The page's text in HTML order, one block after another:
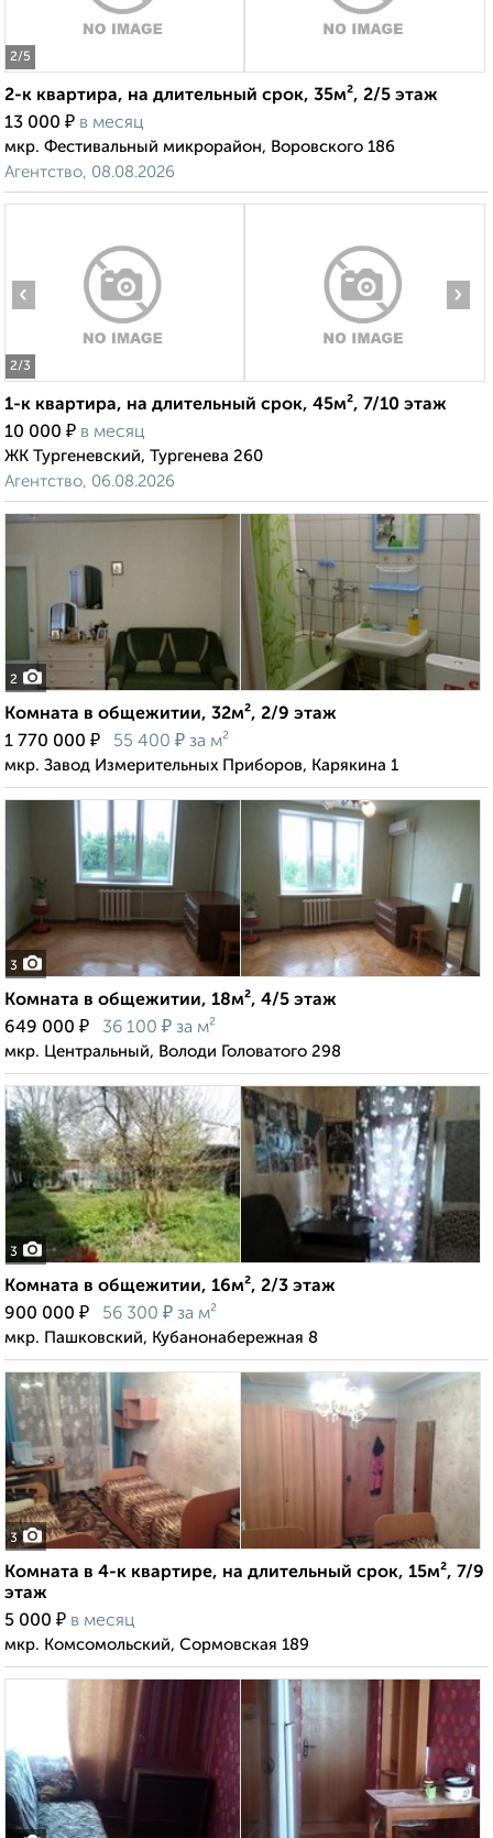
2/5
2-к квартира, на длительный срок, 35м², 2/5 этаж
13 000 ₽ в месяц
мкр. Фестивальный микрорайон, Воровского 186
Агентство, 08.08.2026
2/3
‹ ›
1-к квартира, на длительный срок, 45м², 7/10 этаж
10 000 ₽ в месяц
ЖК Тургеневский, Тургенева 260
Агентство, 06.08.2026
2
Комната в общежитии, 32м², 2/9 этаж
1 770 000 ₽ 55 400 ₽ за м²
мкр. Завод Измерительных Приборов, Карякина 1
3
Комната в общежитии, 18м², 4/5 этаж
649 000 ₽ 36 100 ₽ за м²
мкр. Центральный, Володи Головатого 298
3
Комната в общежитии, 16м², 2/3 этаж
900 000 ₽ 56 300 ₽ за м²
мкр. Пашковский, Кубанонабережная 8
3
Комната в 4-к квартире, на длительный срок, 15м², 7/9
этаж
5 000 ₽ в месяц
мкр. Комсомольский, Сормовская 189